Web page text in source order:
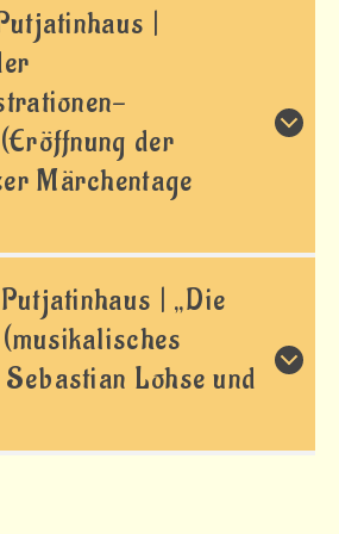
Märchentage 2020
Märchenkalender 2020
Jugendliche
|
der
Märchentage
| „Die
(musikalisches
Lohse und